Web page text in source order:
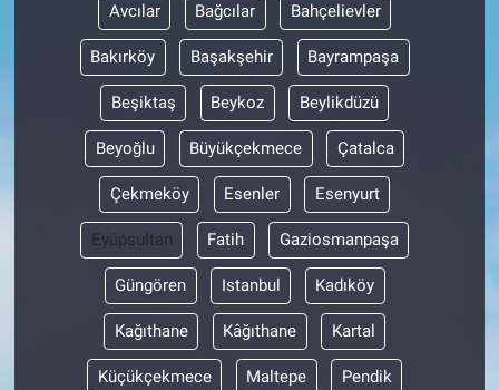
Avcılar Bağcılar Bahçelievler
Bakırköy Başakşehir Bayrampaşa
Beşiktaş Beykoz Beylikdüzü
Beyoğlu Büyükçekmece Çatalca
Çekmeköy Esenler Esenyurt
Eyüpsultan Fatih Gaziosmanpaşa
Güngören Istanbul Kadıköy
Kağıthane Kâğıthane Kartal
Küçükçekmece Maltepe Pendik